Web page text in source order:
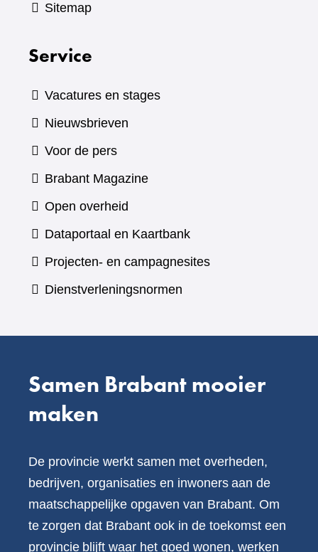
Sitemap
Service
Vacatures en stages
Nieuwsbrieven
Voor de pers
Brabant Magazine(verwijst
andere
website)
Open overheid
Dataportaal en Kaartbank(verwijst
naar
Projecten- en campagnesites
Dienstverleningsnormen
Samen Brabant mooier
maken
De provincie werkt samen met overheden,
bedrijven, organisaties en inwoners aan de
maatschappelijke opgaven van Brabant. Om
te zorgen dat Brabant ook in de toekomst een
provincie blijft waar het goed wonen, werken